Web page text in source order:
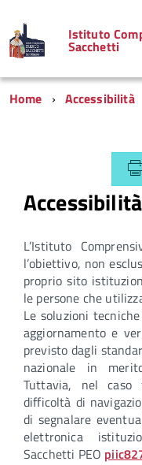
Istituto
Sacchetti
Home Accessibilità
L’Istituto
l’obiettivo, non
proprio sito
le persone che
Le soluzioni
aggiornamento e
previsto dagli
nazionale in
Tuttavia, nel caso
difficoltà di
di segnalare
elettronica
Sacchetti PEO